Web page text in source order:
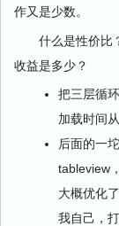
作又是少数。
什么是性价比？
收益是多少？
把三层循
加载时间
后面的一
tableview
大概优化
我自己，